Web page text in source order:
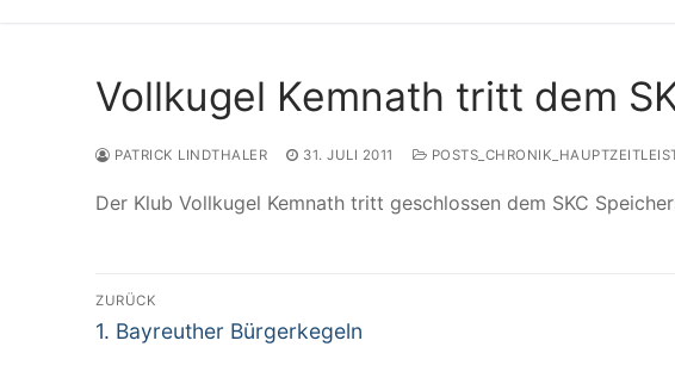
Vollkugel Kemnath tritt dem
PATRICK LINDTHALER 31. JULI 2011
Der Klub Vollkugel Kemnath tritt geschlossen dem SKC
Beitrags-
Navigation
ZURÜCK
Vorheriger
1. Bayreuther Bürgerkegeln